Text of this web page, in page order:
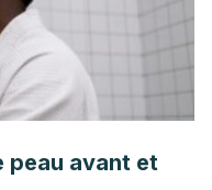
peau avant et